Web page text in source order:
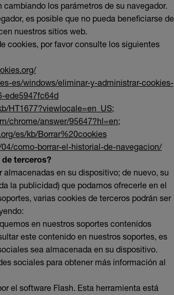
los parámetros de su navegador.
es posible que no pueda beneficiarse de
nuestros sitios web.
cookies, por favor consulte los siguientes
es/windows/eliminar-y-administrar-cookies-
ede5947fc64d
HT1677?viewlocale=en_US;
chrome/answer/95647?hl=en;
es/kb/Borrar%20cookies
como-borrar-el-historial-de-navegacion/
terceros?
en su dispositivo; de nuevo, su
la publicidad) que podamos ofrecerle en el
varias cookies de terceros podrán ser
en nuestros soportes contenidos
este contenido en nuestros soportes, es
sea almacenada en su dispositivo.
sociales para obtener más información al
el software Flash. Esta herramienta está